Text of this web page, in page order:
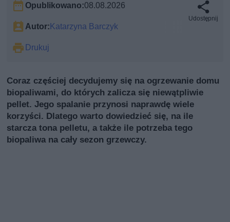
Opublikowano:08.08.2026
Autor: Katarzyna Barczyk
Drukuj
Udostępnij
Coraz częściej decydujemy się na ogrzewanie domu
biopaliwami, do których zalicza się niewątpliwie
pellet. Jego spalanie przynosi naprawdę wiele
korzyści. Dlatego warto dowiedzieć się, na ile
starcza tona pelletu, a także ile potrzeba tego
biopaliwa na cały sezon grzewczy.